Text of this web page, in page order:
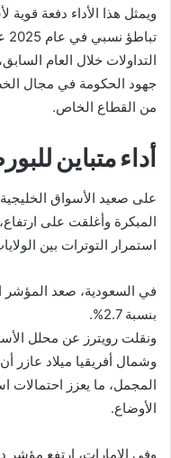
ويمثل هذا الأداء دفعة
التداولات خلال العام
جهود الحكومة في مجال
من القطاع الخاص.
أداء متباين
على صعيد الأسواق
المبكرة وأغلقت على
استمرار التوترات بين
بنسبة 2.7%.
ونقلت رويترز عن محلل
وشمال أفريقيا ميلاد عازر
المجمل، ما يعزز احتمالات
الأوضاع.